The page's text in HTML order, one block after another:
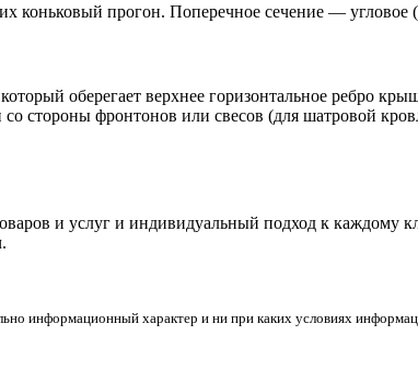
коньковый прогон. Поперечное сечение — угловое
оберегает верхнее горизонтальное ребро
стороны фронтонов или свесов (для шатровой
и услуг и индивидуальный подход к каждому
информационный характер и ни при каких условиях